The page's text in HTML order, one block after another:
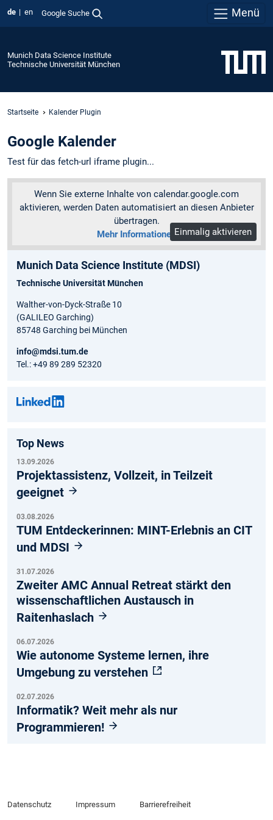
de en Google Suche Menü
Munich Data Science Institute
Technische Universität München
Startseite Kalender Plugin
Google Kalender
Test für das fetch-url iframe plugin...
Wenn Sie externe Inhalte von calendar.google.com
aktivieren, werden Daten automatisiert an diesen Anbieter
übertragen.
Mehr InformationenEinmalig aktivieren
Munich Data Science Institute (MDSI)
Technische Universität München
Walther-von-Dyck-Straße 10
(GALILEO Garching)
85748 Garching bei München
info@mdsi.tum.de
Tel.: +49 89 289 52320
Top News
13.09.2026
Projektassistenz, Vollzeit, in Teilzeit
geeignet
03.08.2026
TUM Entdeckerinnen: MINT-Erlebnis an CIT
und MDSI
31.07.2026
Zweiter AMC Annual Retreat stärkt den
wissenschaftlichen Austausch in
Raitenhaslach
06.07.2026
Wie autonome Systeme lernen, ihre
Umgebung zu verstehen
02.07.2026
Informatik? Weit mehr als nur
Programmieren!
Datenschutz Impressum Barrierefreiheit